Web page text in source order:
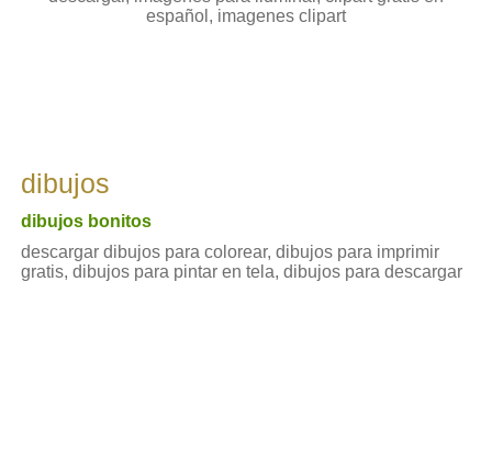
español, imagenes clipart
dibujos
dibujos bonitos
descargar dibujos para colorear, dibujos para imprimir
gratis, dibujos para pintar en tela, dibujos para descargar